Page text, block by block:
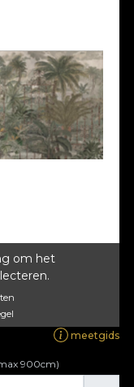
om het
meetgids
900cm)